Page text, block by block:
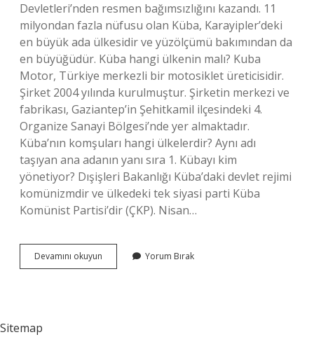
Devletleri’nden resmen bağımsızlığını kazandı. 11
milyondan fazla nüfusu olan Küba, Karayipler’deki
en büyük ada ülkesidir ve yüzölçümü bakımından da
en büyüğüdür. Küba hangi ülkenin malı? Kuba
Motor, Türkiye merkezli bir motosiklet üreticisidir.
Şirket 2004 yılında kurulmuştur. Şirketin merkezi ve
fabrikası, Gaziantep’in Şehitkamil ilçesindeki 4.
Organize Sanayi Bölgesi’nde yer almaktadır.
Küba’nın komşuları hangi ülkelerdir? Aynı adı
taşıyan ana adanın yanı sıra 1. Kübayı kim
yönetiyor? Dışişleri Bakanlığı Küba’daki devlet rejimi
komünizmdir ve ülkedeki tek siyasi parti Küba
Komünist Partisi’dir (ÇKP). Nisan…
Devamını okuyun
Hangi
Yorum Bırak
Sitemap